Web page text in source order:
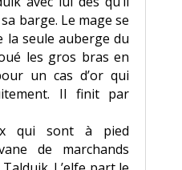
barge. Le mage se
seule auberge du
les gros bras en
un cas d’or qui
Il finit par
qui sont à pied
de marchands